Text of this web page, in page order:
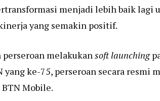
menjadi lebih baik lagi
yang semakin positif.
melakukansoft launching
ke-75, perseroan secara resmi
Mobile.